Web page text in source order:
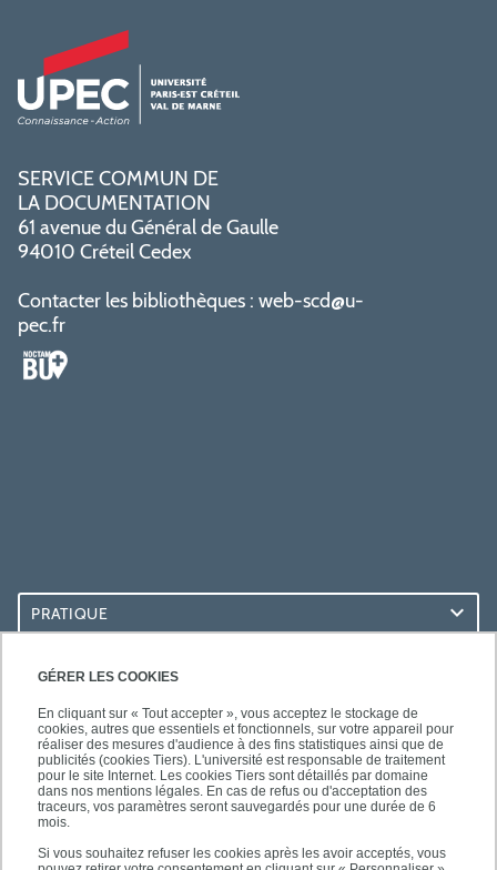
GÉRER LES COOKIES
En cliquant sur « Tout accepter », vous acceptez le stockage de
cookies, autres que essentiels et fonctionnels, sur votre appareil pour
réaliser des mesures d'audience à des fins statistiques ainsi que de
publicités (cookies Tiers). L'université est responsable de traitement
pour le site Internet. Les cookies Tiers sont détaillés par domaine
dans nos mentions légales. En cas de refus ou d'acceptation des
traceurs, vos paramètres seront sauvegardés pour une durée de 6
mois.
Si vous souhaitez refuser les cookies après les avoir acceptés, vous
SERVICE COMMUN DE
LA DOCUMENTATION
61 avenue du Général de Gaulle
94010 Créteil Cedex
Contacter les bibliothèques : web-scd@u-
pec.fr
PRATIQUE
ACCÈS RAPIDES
LES BU SUR...